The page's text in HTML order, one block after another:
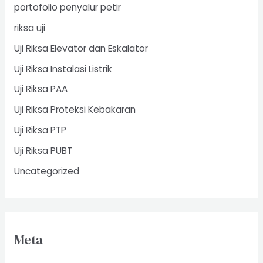
portofolio penyalur petir
riksa uji
Uji Riksa Elevator dan Eskalator
Uji Riksa Instalasi Listrik
Uji Riksa PAA
Uji Riksa Proteksi Kebakaran
Uji Riksa PTP
Uji Riksa PUBT
Uncategorized
Meta